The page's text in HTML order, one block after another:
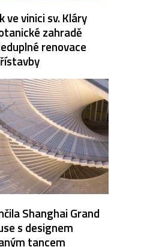
ve vinici sv. Kláry
zahradě
renovace
Shanghai Grand
s designem
tancem